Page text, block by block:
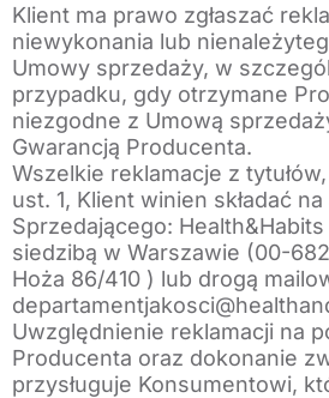
Klient ma prawo zgłaszać
niewykonania lub
Umowy sprzedaży, w
przypadku, gdy otrzymane
niezgodne z Umową
Gwarancją Producenta.
Wszelkie reklamacje z
ust. 1, Klient winien składać
Sprzedającego:
siedzibą w Warszawie (00-
Hoża 86/410 ) lub drogą
Uwzględnienie reklamacji na
Producenta oraz dokonanie
przysługuje Konsumentowi,